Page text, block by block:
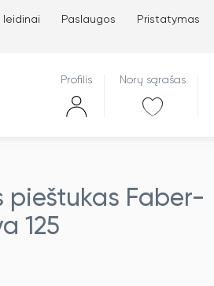
leidinai Paslaugos Pristatymas
Profilis Norų sąrašas
pieštukas Faber-
125